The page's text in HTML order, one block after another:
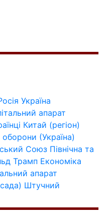
Україна
апарат
Китай (регіон)
оборони (Україна)
Союз Північна та
Трамп Економіка
апарат
Штучний